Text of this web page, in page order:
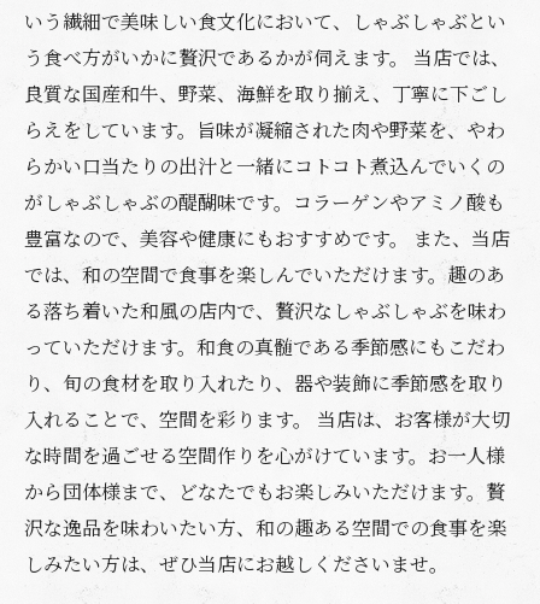
いう繊細で美味しい食文化において、しゃぶしゃぶとい
う食べ方がいかに贅沢であるかが伺えます。 当店では、
良質な国産和牛、野菜、海鮮を取り揃え、丁寧に下ごし
らえをしています。旨味が凝縮された肉や野菜を、やわ
らかい口当たりの出汁と一緒にコトコト煮込んでいくの
がしゃぶしゃぶの醍醐味です。コラーゲンやアミノ酸も
豊富なので、美容や健康にもおすすめです。 また、当店
では、和の空間で食事を楽しんでいただけます。趣のあ
る落ち着いた和風の店内で、贅沢なしゃぶしゃぶを味わ
っていただけます。和食の真髄である季節感にもこだわ
り、旬の食材を取り入れたり、器や装飾に季節感を取り
入れることで、空間を彩ります。 当店は、お客様が大切
な時間を過ごせる空間作りを心がけています。お一人様
から団体様まで、どなたでもお楽しみいただけます。贅
沢な逸品を味わいたい方、和の趣ある空間での食事を楽
しみたい方は、ぜひ当店にお越しくださいませ。